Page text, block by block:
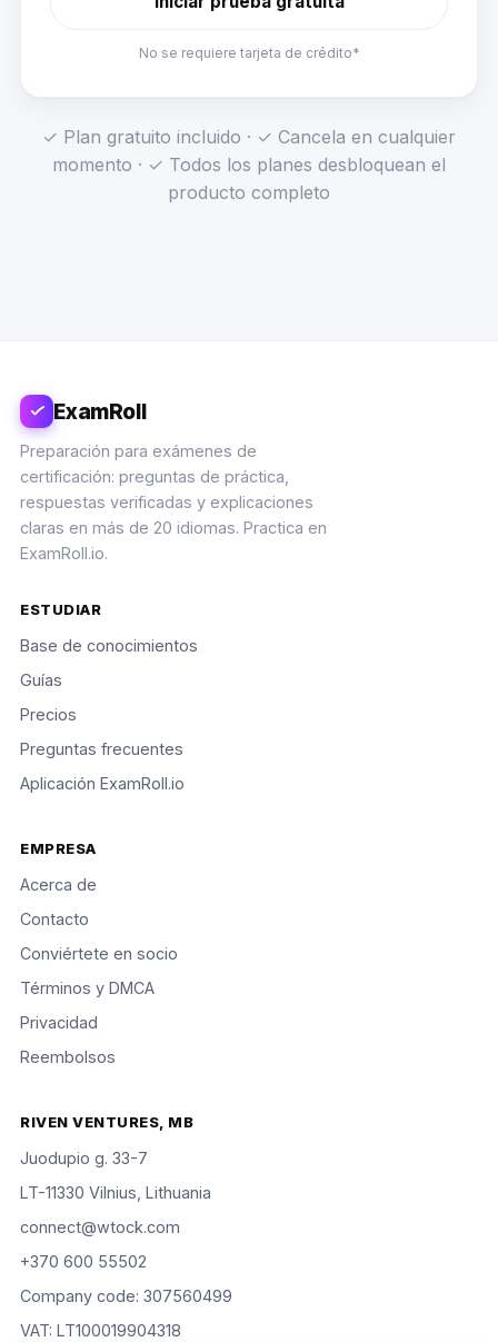
No se requiere tarjeta de crédito*
✓ Plan gratuito incluido · ✓ Cancela en cualquier
momento · ✓ Todos los planes desbloquean el
producto completo
ExamRoll
Preparación para exámenes de
certificación: preguntas de práctica,
respuestas verificadas y explicaciones
claras en más de 20 idiomas. Practica en
ExamRoll.io.
ESTUDIAR
Base de conocimientos
Guías
Precios
Preguntas frecuentes
Aplicación ExamRoll.io
EMPRESA
Acerca de
Contacto
Conviértete en socio
Términos y DMCA
Privacidad
Reembolsos
RIVEN VENTURES, MB
Juodupio g. 33-7
LT-11330 Vilnius, Lithuania
connect@wtock.com
+370 600 55502
Company code: 307560499
VAT: LT100019904318